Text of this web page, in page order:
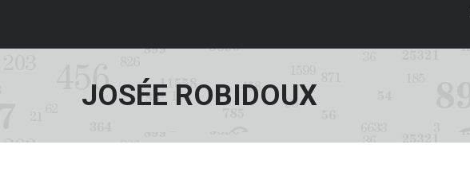
JOSÉE ROBIDOUX